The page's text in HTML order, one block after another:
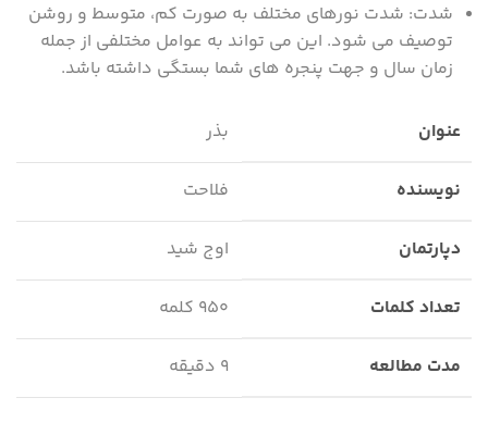
شدت: شدت نورهای مختلف به صورت کم، متوسط ​​و روشن
توصیف می شود. این می تواند به عوامل مختلفی از جمله
زمان سال و جهت پنجره های شما بستگی داشته باشد.
عنوان بذر
نویسنده فلاحت
دپارتمان اوج شید
تعداد کلمات ۹۵۰ کلمه
مدت مطالعه ۹ دقیقه